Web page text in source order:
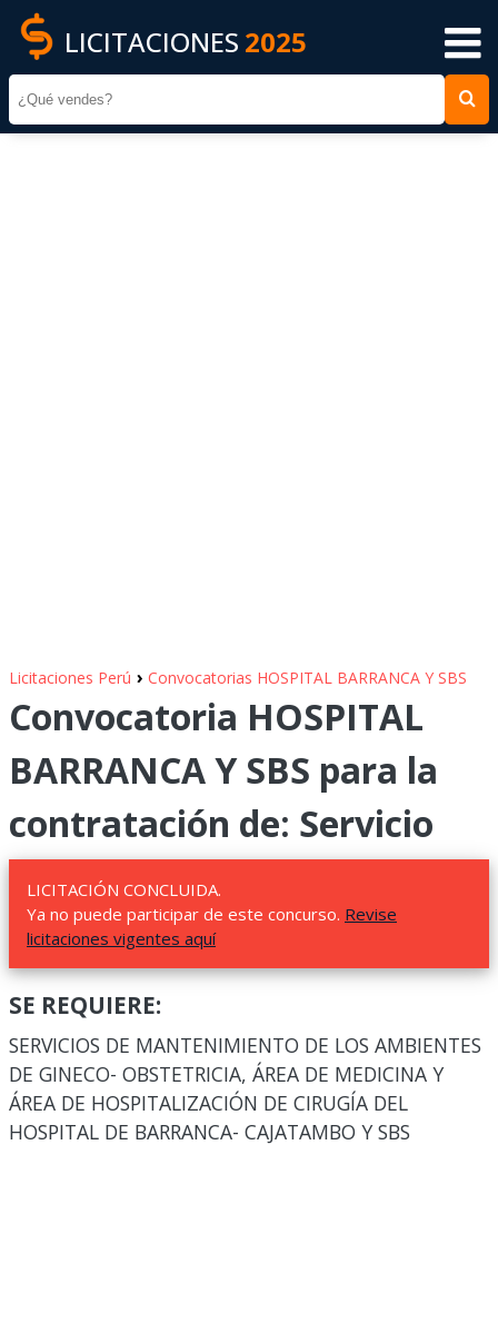
LICITACIONES 2025
Licitaciones Perú › Convocatorias HOSPITAL BARRANCA Y SBS
Convocatoria HOSPITAL
BARRANCA Y SBS para la
contratación de: Servicio
LICITACIÓN CONCLUIDA.
Ya no puede participar de este concurso. Revise
licitaciones vigentes aquí
SE REQUIERE:
SERVICIOS DE MANTENIMIENTO DE LOS AMBIENTES
DE GINECO- OBSTETRICIA, ÁREA DE MEDICINA Y
ÁREA DE HOSPITALIZACIÓN DE CIRUGÍA DEL
HOSPITAL DE BARRANCA- CAJATAMBO Y SBS